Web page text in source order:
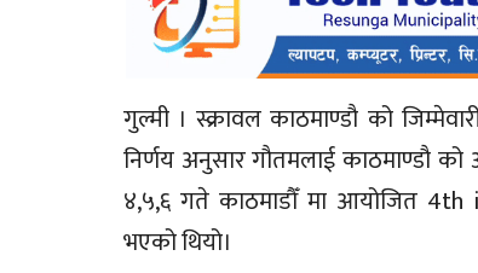
गुल्मी । स्क्रावल काठमाण्डौ को
निर्णय अनुसार गौतमलाई काठमाण्डौ
४,५,६ गते काठमाडौँ मा आयोजित
भएको थियो।